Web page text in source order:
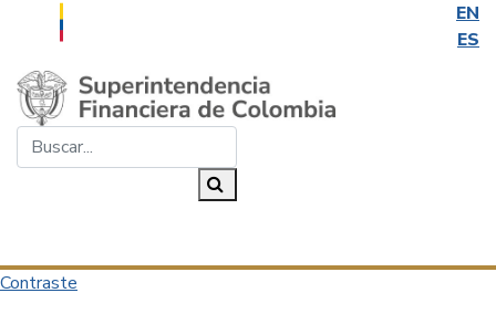
EN
ES
Saltar al contenido principal
Contraste